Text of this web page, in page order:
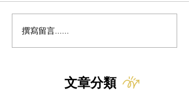
貓咪血尿怎麼辦｜專業獸
醫解析：三大成因、必要
撰寫留言......
文章分類